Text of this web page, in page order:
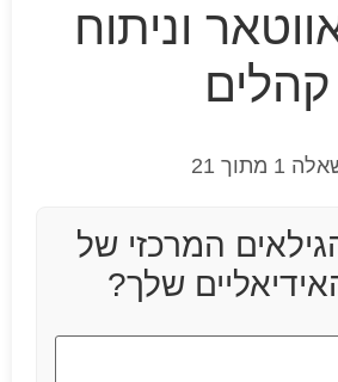
וניתוח
קהלים
1 מתוך 21
המרכזי של
שלך?